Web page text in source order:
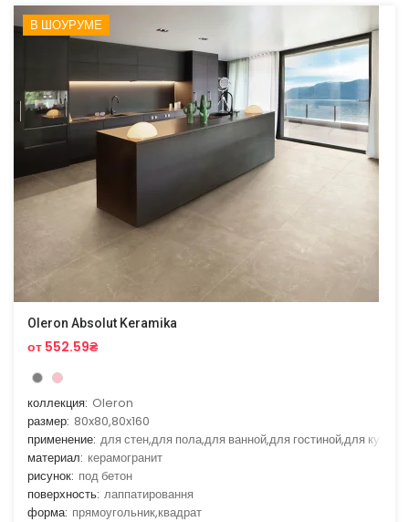
В ШОУРУМЕ
Oleron Absolut Keramika
от 552.59₴
коллекция: Oleron
размер: 80x80,80x160
применение: для стен,для пола,для ванной,для гостиной,для кухни
материал: керамогранит
рисунок: под бетон
поверхность: лаппатировання
форма: прямоугольник,квадрат